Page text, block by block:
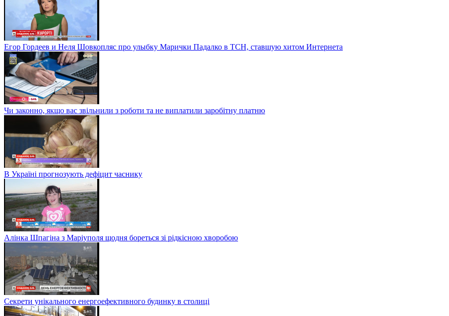
Егор Гордеев и Неля Шовкопляс про улыбку Марички Падалко в ТСН, ставшую хитом Интернета
Чи законно, якщо вас звільнили з роботи та не виплатили заробітну платню
В Україні прогнозують дефіцит часнику
Алінка Шпагіна з Маріуполя щодня бореться зі рідкісною хворобою
Секрети унікального енергоефективного будинку в столиці